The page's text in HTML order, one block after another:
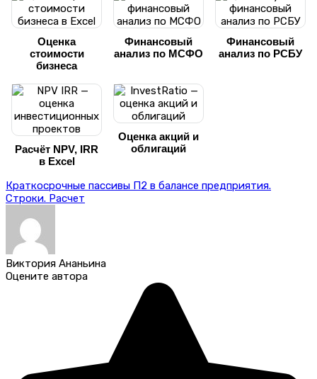
Оценка
стоимости
бизнеса
Финансовый
анализ по МСФО
Финансовый
анализ по РСБУ
Расчёт NPV, IRR
в Excel
Оценка акций и
облигаций
Краткосрочные пассивы П2 в балансе предприятия.
Строки. Расчет
Виктория Ананьина
Оцените автора